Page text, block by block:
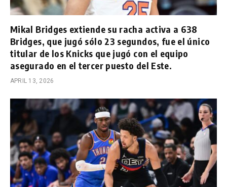
Mikal Bridges extiende su racha activa a 638
Bridges, que jugó sólo 23 segundos, fue el único
titular de los Knicks que jugó con el equipo
asegurado en el tercer puesto del Este.
APRIL 13, 2026